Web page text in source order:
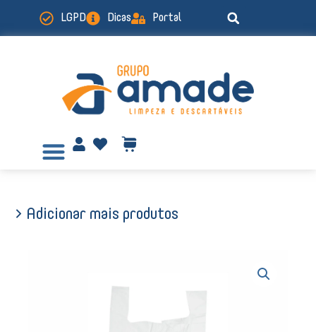
LGPD Dicas Portal
> Adicionar mais produtos